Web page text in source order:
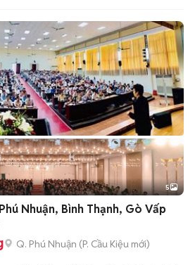
5
Nhuận, Bình Thạnh, Gò Vấp
Q. Phú Nhuận (P. Cầu Kiệu mới)